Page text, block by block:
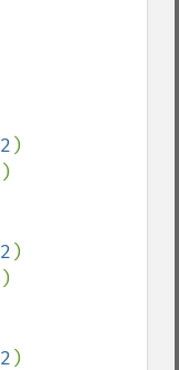
2 )
)
2 )
)
2 )